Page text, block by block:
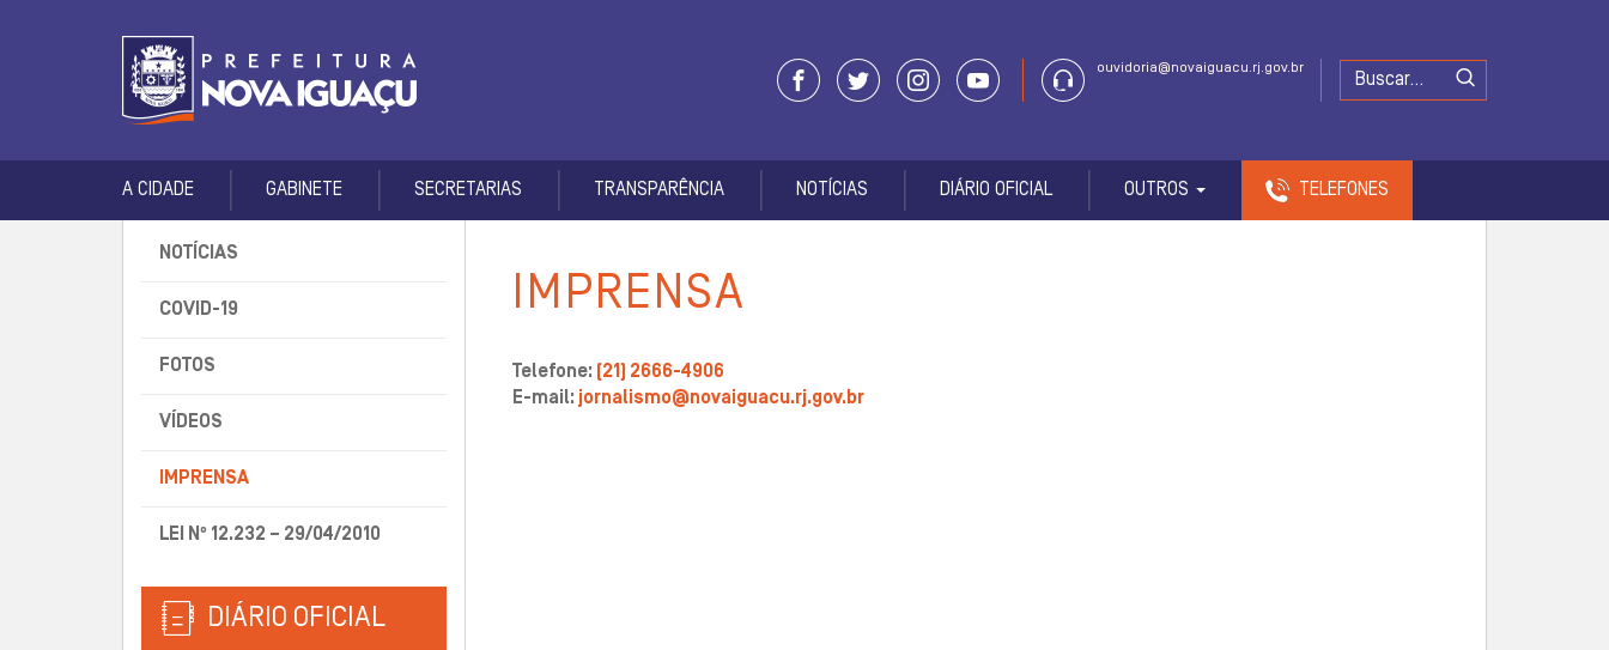
ouvidoria@novaiguacu.rj.gov.br
A CIDADE GABINETE SECRETARIAS TRANSPARÊNCIA NOTÍCIAS DIÁRIO OFICIAL OUTROS TELEFONES
NOTÍCIAS
COVID-19
FOTOS
VÍDEOS
IMPRENSA
LEI Nº 12.232 – 29/04/2010
DIÁRIO OFICIAL
IMPRENSA
Telefone: (21) 2666-4906
E-mail: jornalismo@novaiguacu.rj.gov.br